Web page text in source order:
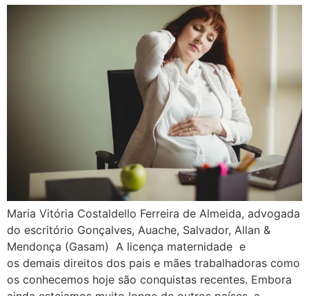
Maria Vitória Costaldello Ferreira de Almeida, advogada
do escritório Gonçalves, Auache, Salvador, Allan &
Mendonça (Gasam) A licença maternidade e
os demais direitos dos pais e mães trabalhadoras como
os conhecemos hoje são conquistas recentes. Embora